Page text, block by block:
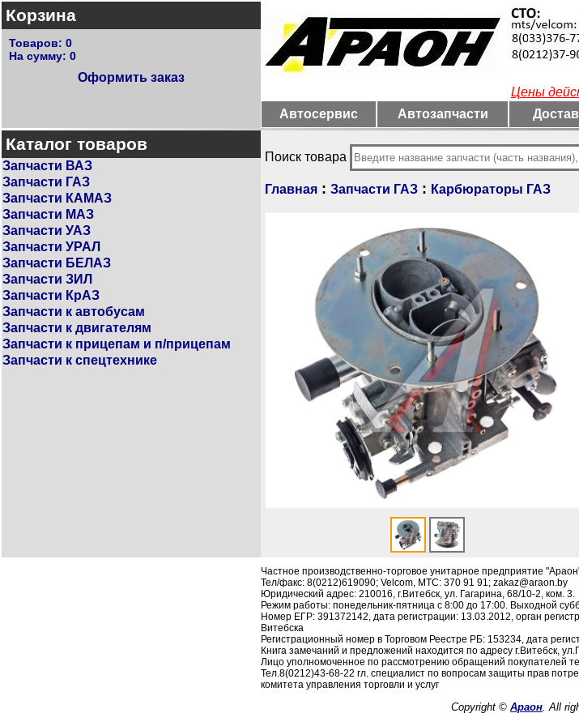
Корзина
Товаров: 0
На сумму: 0
Оформить заказ
Цены
Автосервис
Автозапчасти
Каталог товаров
Запчасти ВАЗ
Запчасти ГАЗ
Запчасти КАМАЗ
Запчасти МАЗ
Запчасти УАЗ
Запчасти УРАЛ
Запчасти БЕЛАЗ
Запчасти ЗИЛ
Запчасти КрАЗ
Запчасти к автобусам
Запчасти к двигателям
Запчасти к прицепам и п/прицепам
Запчасти к спецтехнике
Поиск товара
Главная : Запчасти ГАЗ : Карбюраторы ГАЗ
Частное производственно-торговое унитарное предприятие
Тел/факс: 8(0212)619090; Velcom, МТС: 370 91 91; zakaz@araon.by
Юридический адрес: 210016, г.Витебск, ул. Гагарина, 68/10-2, ком. 3.
Режим работы: понедельник-пятница с 8:00 до 17:00. Выходной
Номер ЕГР: 391372142, дата регистрации: 13.03.2012, орган
Витебска
Регистрационный номер в Торговом Реестре РБ: 153234, дата
Книга замечаний и предложений находится по адресу г.Витебск,
Лицо уполномоченное по рассмотрению обращений покупателей
Тел.8(0212)43-68-22 гл. специалист по вопросам защиты прав
комитета управления торговли и услуг
Copyright © Араон . All